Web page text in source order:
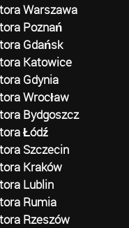
Warszawa
Poznań
Gdańsk
Katowice
Gdynia
Wrocław
Bydgoszcz
Łódź
Szczecin
Kraków
Lublin
Rumia
Rzeszów